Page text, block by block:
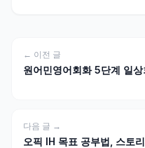
← 이전 글
원어민영어회화 5단계 일
다음 글 →
오픽 IH 목표 공부법, 스토